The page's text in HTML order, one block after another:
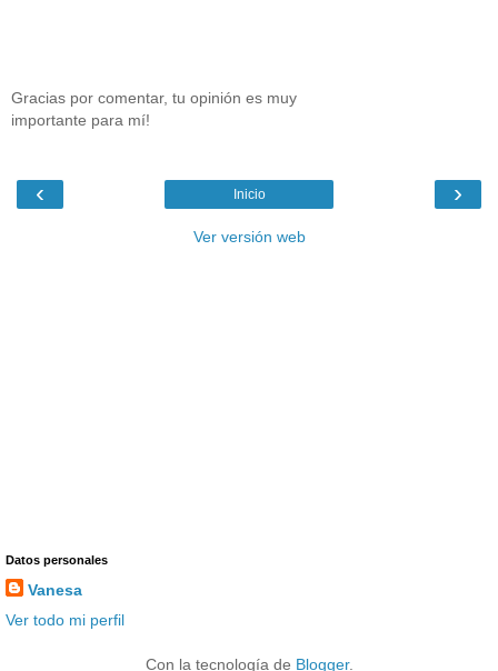
Gracias por comentar, tu opinión es muy
importante para mí!
‹ ›
Inicio
Ver versión web
Datos personales
Vanesa
Ver todo mi perfil
Con la tecnología de Blogger.